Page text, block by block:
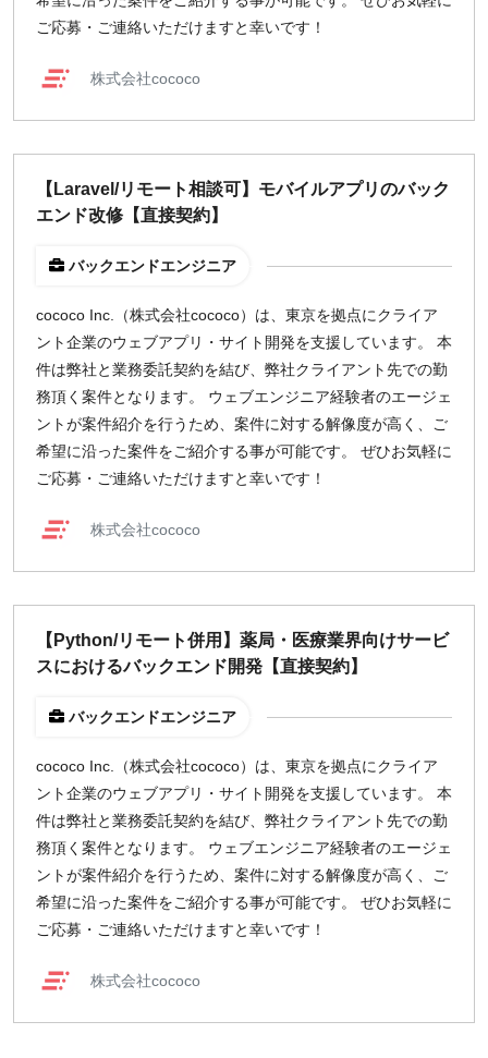
ご応募・ご連絡いただけますと幸いです！
株式会社cococo
【Laravel/リモート相談可】モバイルアプリのバック
エンド改修【直接契約】
バックエンドエンジニア
cococo Inc.（株式会社cococo）は、東京を拠点にクライア
ント企業のウェブアプリ・サイト開発を支援しています。 本
件は弊社と業務委託契約を結び、弊社クライアント先での勤
務頂く案件となります。 ウェブエンジニア経験者のエージェ
ントが案件紹介を行うため、案件に対する解像度が高く、ご
希望に沿った案件をご紹介する事が可能です。 ぜひお気軽に
ご応募・ご連絡いただけますと幸いです！
株式会社cococo
【Python/リモート併用】薬局・医療業界向けサービ
スにおけるバックエンド開発【直接契約】
バックエンドエンジニア
cococo Inc.（株式会社cococo）は、東京を拠点にクライア
ント企業のウェブアプリ・サイト開発を支援しています。 本
件は弊社と業務委託契約を結び、弊社クライアント先での勤
務頂く案件となります。 ウェブエンジニア経験者のエージェ
ントが案件紹介を行うため、案件に対する解像度が高く、ご
希望に沿った案件をご紹介する事が可能です。 ぜひお気軽に
ご応募・ご連絡いただけますと幸いです！
株式会社cococo